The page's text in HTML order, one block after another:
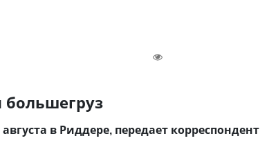
большегруз
в Риддере, передает корреспондент